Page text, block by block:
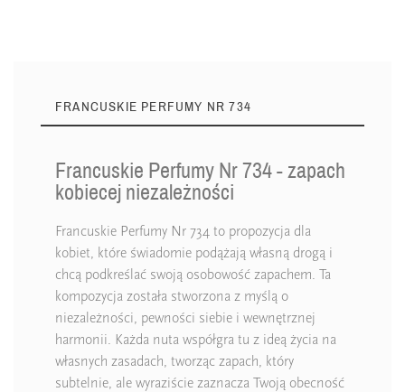
FRANCUSKIE PERFUMY NR 734
Francuskie Perfumy Nr 734 - zapach
kobiecej niezależności
Francuskie Perfumy Nr 734 to propozycja dla
kobiet, które świadomie podążają własną drogą i
chcą podkreślać swoją osobowość zapachem. Ta
kompozycja została stworzona z myślą o
niezależności, pewności siebie i wewnętrznej
harmonii. Każda nuta współgra tu z ideą życia na
własnych zasadach, tworząc zapach, który
subtelnie, ale wyraziście zaznacza Twoją obecność